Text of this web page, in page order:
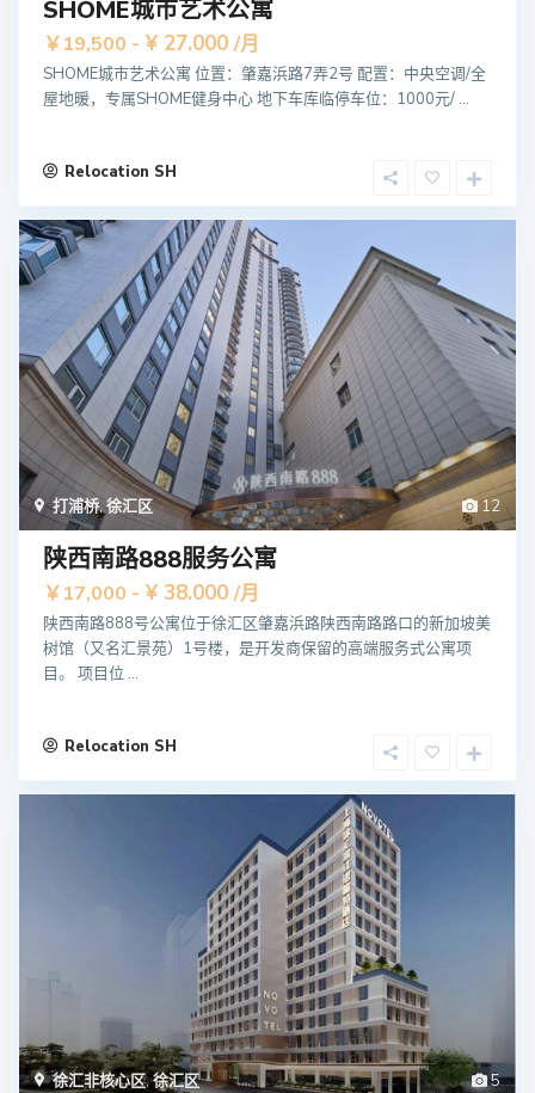
SHOME城市艺术公寓
￥19,500 - ¥ 27.000 /月
SHOME城市艺术公寓 位置：肇嘉浜路7弄2号 配置：中央空调/全
屋地暖，专属SHOME健身中心 地下车库临停车位：1000元/ ...
Relocation SH
12
打浦桥,徐汇区
陕西南路888服务公寓
￥17,000 - ¥ 38.000 /月
陕西南路888号公寓位于徐汇区肇嘉浜路陕西南路路口的新加坡美
树馆（又名汇景苑）1号楼，是开发商保留的高端服务式公寓项
目。 项目位 ...
Relocation SH
5
徐汇非核心区,徐汇区